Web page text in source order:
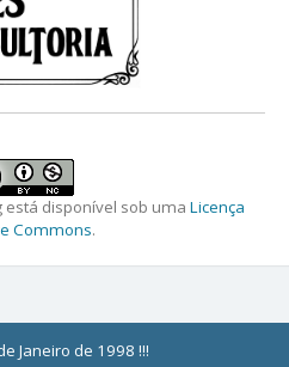
está disponível sob uma Licença
Commons.
Janeiro de 1998 !!!